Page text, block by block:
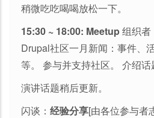
稍微吃吃喝喝放松一下。
15:30 ~ 18:00: Meetup组织者
Drupal社区一月新闻：事件、
等。 参与并支持社区。 介绍话
演讲话题稍后更新。
闪谈： 经验分享[由各位参与者